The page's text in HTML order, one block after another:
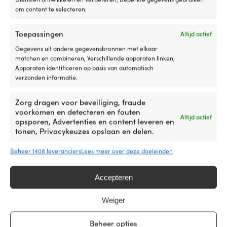
om content te selecteren.
Toepassingen
Altijd actief
Gegevens uit andere gegevensbronnen met elkaar
matchen en combineren, Verschillende apparaten linken,
Apparaten identificeren op basis van automatisch
verzonden informatie.
Zorg dragen voor beveiliging, fraude
voorkomen en detecteren en fouten
opsporen, Advertenties en content leveren en
tonen, Privacykeuzes opslaan en delen.
Altijd actief
Beheer 1408 leveranciersLees meer over deze doeleinden
Accepteren
Weiger
Beheer opties
legitimeren. We kunnen helaas de tijden en dagen van
in Nederland en België kan het voorkomen dat de
transporteur alleen op bepaalde dagen van de week
thuisbezorging aanbiedt.
worden geïnspecteerd voordat de levering wordt
ondertekend. Als er zichtbare schade aan de verpakking
of het product is, moet dit op de vrachtbrief worden
bij je deur mag achterlaten, ben je verantwoordelijk
vanaf het moment dat je dit hebt goedgekeurd.
Wijziging van